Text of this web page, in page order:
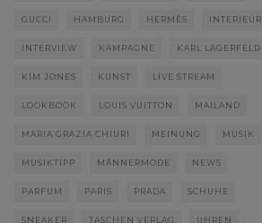
GUCCI HAMBURG HERMÈS INTERIEUR
INTERVIEW KAMPAGNE KARL LAGERFELD
KIM JONES KUNST LIVE STREAM
LOOKBOOK LOUIS VUITTON MAILAND
MARIA GRAZIA CHIURI MEINUNG MUSIK
MUSIKTIPP MÄNNERMODE NEWS
PARFUM PARIS PRADA SCHUHE
SNEAKER TASCHEN VERLAG UHREN